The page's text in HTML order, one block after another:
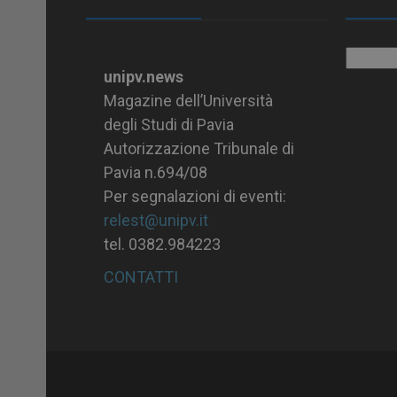
unipv.news
Magazine dell’Università
degli Studi di Pavia
Autorizzazione Tribunale di
Pavia n.694/08
Per segnalazioni di eventi:
relest@unipv.it
tel. 0382.984223
CONTATTI